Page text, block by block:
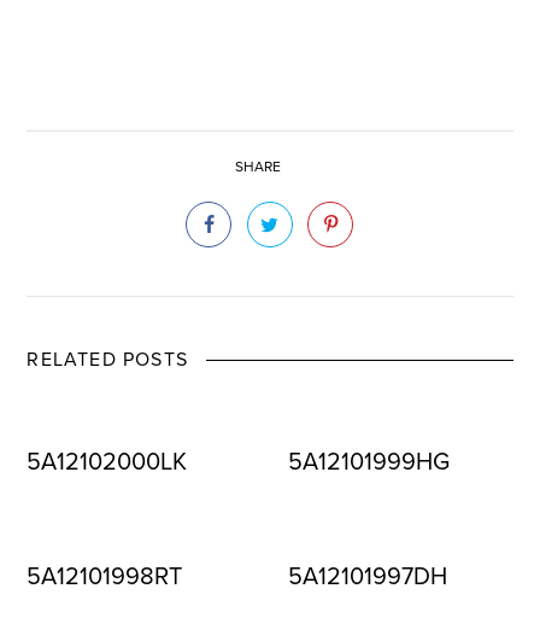
SHARE
RELATED POSTS
5A12102000LK 5A12101999HG
5A12101998RT 5A12101997DH